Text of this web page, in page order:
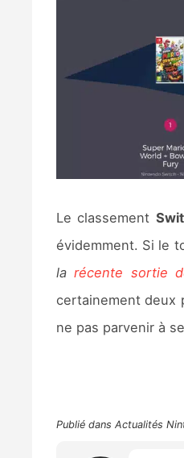
Le classement
évidemment. Si le
larécente sortie
certainement deux
ne pas parvenir à
Publié dans Actualités